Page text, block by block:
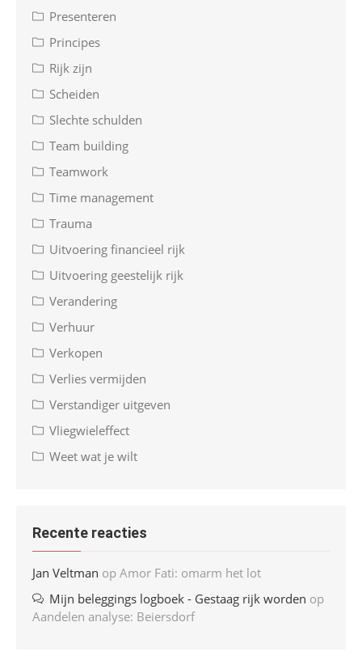
Presenteren
Principes
Rijk zijn
Scheiden
Slechte schulden
Team building
Teamwork
Time management
Trauma
Uitvoering financieel rijk
Uitvoering geestelijk rijk
Verandering
Verhuur
Verkopen
Verlies vermijden
Verstandiger uitgeven
Vliegwieleffect
Weet wat je wilt
Recente reacties
Jan Veltman op Amor Fati: omarm het lot
Mijn beleggings logboek - Gestaag rijk worden op
Aandelen analyse: Beiersdorf